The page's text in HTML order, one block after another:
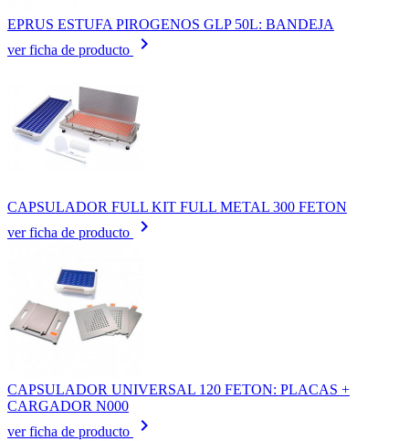
EPRUS ESTUFA PIROGENOS GLP 50L: BANDEJA
ver ficha de producto
keyboard_arrow_right
CAPSULADOR FULL KIT FULL METAL 300 FETON
ver ficha de producto
keyboard_arrow_right
CAPSULADOR UNIVERSAL 120 FETON: PLACAS +
CARGADOR N000
ver ficha de producto
keyboard_arrow_right